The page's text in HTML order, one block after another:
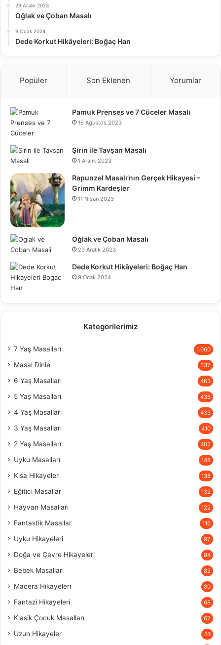
29 Aralık 2023
Oğlak ve Çoban Masalı
9 Ocak 2024
Dede Korkut Hikâyeleri: Boğaç Han
Popüler Son Eklenen Yorumlar
Pamuk Prenses ve 7 Cüceler Masalı
15 Ağustos 2023
Şirin ile Tavşan Masalı
1 Aralık 2023
Rapunzel Masalı’nın Gerçek Hikayesi –
Grimm Kardeşler
11 Nisan 2023
Oğlak ve Çoban Masalı
29 Aralık 2023
Dede Korkut Hikâyeleri: Boğaç Han
9 Ocak 2024
Kategorilerimiz
7 Yaş Masalları 1.060
Masal Dinle 537
6 Yaş Masalları 463
5 Yaş Masalları 436
4 Yaş Masalları 433
3 Yaş Masalları 410
2 Yaş Masalları 402
Uyku Masalları 148
Kısa Hikayeler 138
Eğitici Masallar 132
Hayvan Masalları 122
Fantastik Masallar 116
Uyku Hikayeleri 97
Doğa ve Çevre Hikayeleri 84
Bebek Masalları 82
Macera Hikayeleri 80
Fantazi Hikayeleri 68
Klasik Çocuk Masalları 67
Uzun Hikayeler 61